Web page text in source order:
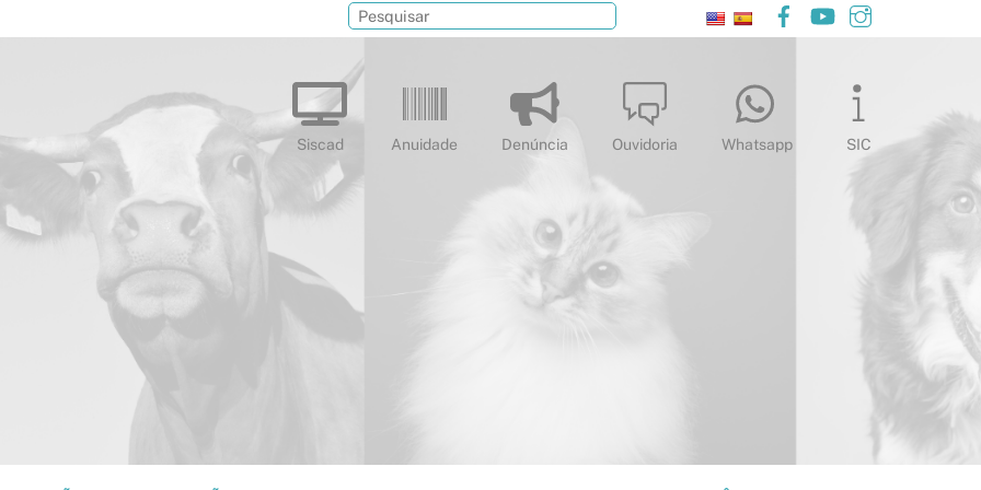
Facebook
YouTube
Siscad Anuidade Denúncia Ouvidoria Whatsapp SIC